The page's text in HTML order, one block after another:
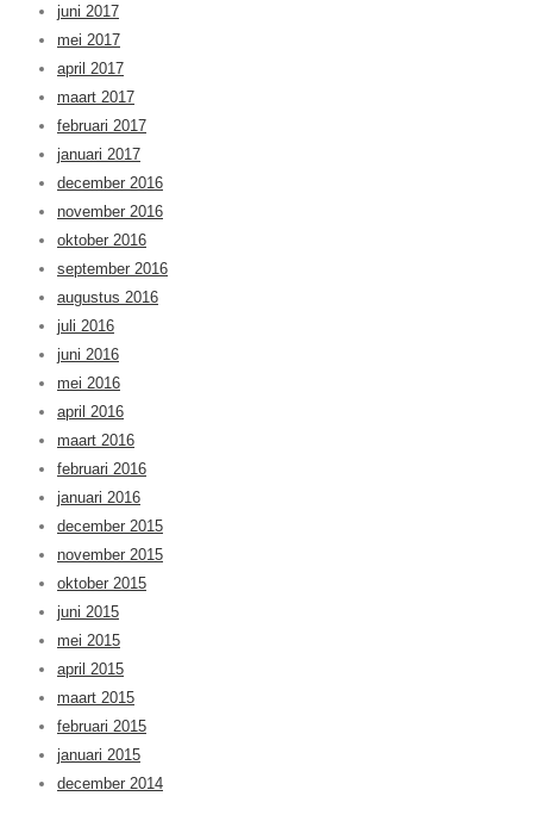
juni 2017
mei 2017
april 2017
maart 2017
februari 2017
januari 2017
december 2016
november 2016
oktober 2016
september 2016
augustus 2016
juli 2016
juni 2016
mei 2016
april 2016
maart 2016
februari 2016
januari 2016
december 2015
november 2015
oktober 2015
juni 2015
mei 2015
april 2015
maart 2015
februari 2015
januari 2015
december 2014